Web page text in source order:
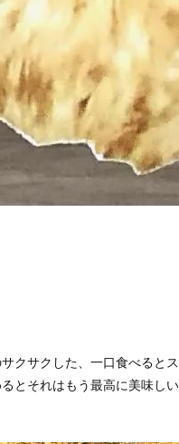
クサクした、一口食べると
とそれはもう最高に美味し